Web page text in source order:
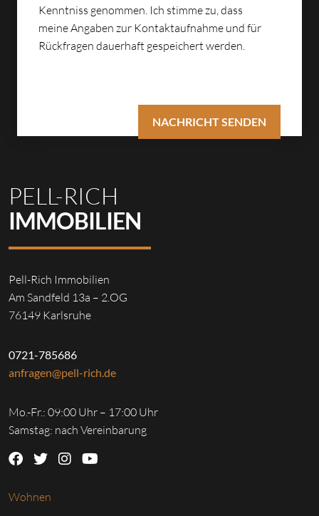
Kenntniss genommen. Ich stimme zu, dass
meine Angaben zur Kontaktaufnahme und für
Rückfragen dauerhaft gespeichert werden.
PELL-RICH
IMMOBILIEN
Pell-Rich Immobilien
Am Sandfeld 13a – 2.OG
76149 Karlsruhe
0721-785686
anfragen@pell-rich.de
Mo.-Fr.: 09:00 Uhr – 17:00 Uhr
Samstag: nach Vereinbarung
Wohnen